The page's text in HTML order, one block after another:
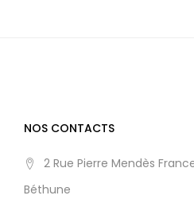
NOS CONTACTS
2 Rue Pierre Mendès
Béthune